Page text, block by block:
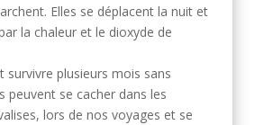
Elles se déplacent la nuit et
la chaleur et le dioxyde de
survivre plusieurs mois sans
peuvent se cacher dans les
lors de nos voyages et se